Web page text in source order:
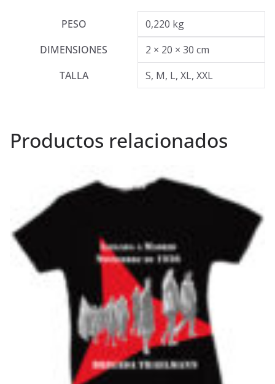
PESO
0,220 kg
DIMENSIONES
2 × 20 × 30 cm
TALLA
S, M, L, XL, XXL
Productos relacionados